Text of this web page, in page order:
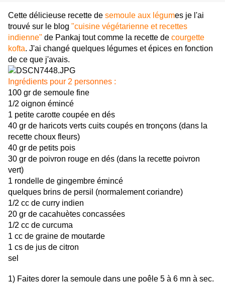
Cette délicieuse recette de semoule aux légumes je l'ai
trouvé sur le blog "cuisine végétarienne et recettes
indienne" de Pankaj tout comme la recette de courgette
kofta. J'ai changé quelques légumes et épices en fonction
de ce que j'avais.
Ingrédients pour 2 personnes :
100 gr de semoule fine
1/2 oignon émincé
1 petite carotte coupée en dés
40 gr de haricots verts cuits coupés en tronçons (dans la
recette choux fleurs)
40 gr de petits pois
30 gr de poivron rouge en dés (dans la recette poivron
vert)
1 rondelle de gingembre émincé
quelques brins de persil (normalement coriandre)
1/2 cc de curry indien
20 gr de cacahuètes concassées
1/2 cc de curcuma
1 cc de graine de moutarde
1 cs de jus de citron
sel
1) Faites dorer la semoule dans une poêle 5 à 6 mn à sec.